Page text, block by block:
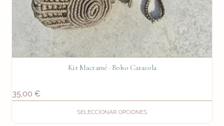
Kit Macramé · Bolso Caracola
35,00€
SELECCIONAR OPCIONES